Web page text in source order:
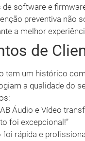
de software e
preventiva não
a melhor
de
tem um histórico
a qualidade do
AB Áudio e Vídeo
foi excepcional!”
foi rápida e